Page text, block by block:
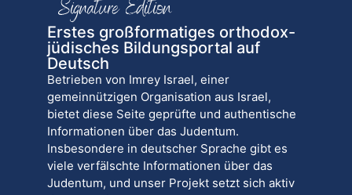
Erstes großformatiges orthodox-
jüdisches Bildungsportal auf
Deutsch
Betrieben von Imrey Israel, einer
gemeinnützigen Organisation aus Israel,
bietet diese Seite geprüfte und authentische
Informationen über das Judentum.
Insbesondere in deutscher Sprache gibt es
viele verfälschte Informationen über das
Judentum, und unser Projekt setzt sich aktiv